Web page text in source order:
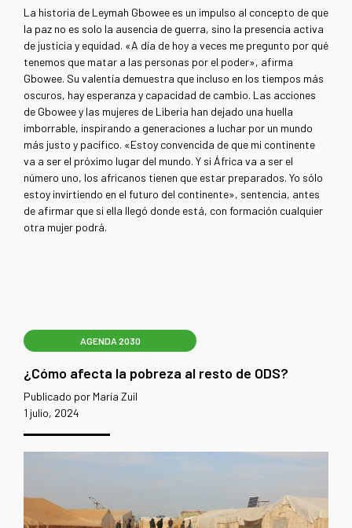
La historia de Leymah Gbowee es un impulso al concepto de que
la paz no es solo la ausencia de guerra, sino la presencia activa
de justicia y equidad. «A día de hoy a veces me pregunto por qué
tenemos que matar a las personas por el poder», afirma
Gbowee. Su valentía demuestra que incluso en los tiempos más
oscuros, hay esperanza y capacidad de cambio. Las acciones
de Gbowee y las mujeres de Liberia han dejado una huella
imborrable, inspirando a generaciones a luchar por un mundo
más justo y pacífico. «Estoy convencida de que mi continente
va a ser el próximo lugar del mundo. Y si África va a ser el
número uno, los africanos tienen que estar preparados. Yo sólo
estoy invirtiendo en el futuro del continente», sentencia, antes
de afirmar que si ella llegó donde está, con formación cualquier
otra mujer podrá.
AGENDA 2030
¿Cómo afecta la pobreza al resto de ODS?
Publicado por María Zuil
1 julio, 2024